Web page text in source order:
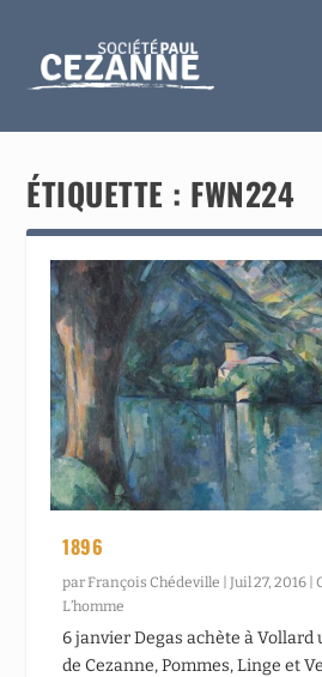
ÉTIQUETTE : FWN224
1896
par François Chédeville |Juil 27, 2016 |
L’homme
6 janvier Degas achète à
de Cezanne, Pommes, Linge et